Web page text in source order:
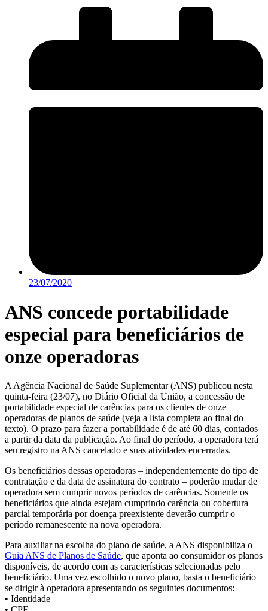
23/07/2020
ANS concede portabilidade
especial para beneficiários de
onze operadoras
A Agência Nacional de Saúde Suplementar (ANS) publicou nesta
quinta-feira (23/07), no Diário Oficial da União, a concessão de
portabilidade especial de carências para os clientes de onze
operadoras de planos de saúde (veja a lista completa ao final do
texto). O prazo para fazer a portabilidade é de até 60 dias, contados
a partir da data da publicação. Ao final do período, a operadora terá
seu registro na ANS cancelado e suas atividades encerradas.
Os beneficiários dessas operadoras – independentemente do tipo de
contratação e da data de assinatura do contrato – poderão mudar de
operadora sem cumprir novos períodos de carências. Somente os
beneficiários que ainda estejam cumprindo carência ou cobertura
parcial temporária por doença preexistente deverão cumprir o
período remanescente na nova operadora.
Para auxiliar na escolha do plano de saúde, a ANS disponibiliza o
Guia ANS de Planos de Saúde, que aponta ao consumidor os planos
disponíveis, de acordo com as características selecionadas pelo
beneficiário. Uma vez escolhido o novo plano, basta o beneficiário
se dirigir à operadora apresentando os seguintes documentos:
• Identidade